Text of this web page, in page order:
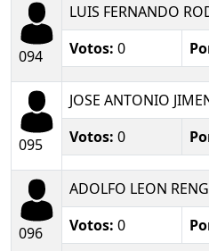
094
LUIS FERNANDO
Votos: 0
095
JOSE ANTONIO
Votos: 0
096
ADOLFO LEON
Votos: 0